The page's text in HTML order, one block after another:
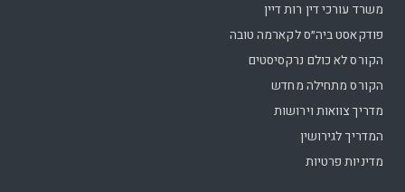
משרד עורכי דין רות דיין
פודקאסט ביה״ס לקארמה טובה
הקורס לא כולם נרקסיסטים
הקורס מתחילה מחדש
מדריך צוואות וירושות
המדריך לגירושין
מדיניות פרטיות